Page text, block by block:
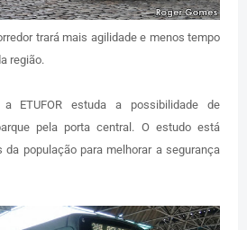
trará mais agilidade e menos tempo
região.
ETUFOR estuda a possibilidade de
pela porta central. O estudo está
população para melhorar a segurança